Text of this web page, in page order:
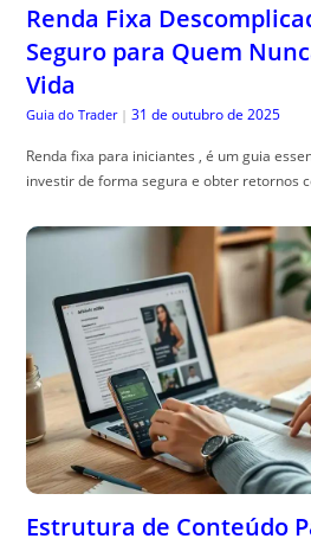
Renda Fixa
Seguro para Quem
Vida
Guia do Trader | 31 de outubro de 2025
Renda fixa para iniciantes , é um guia
investir de forma segura e obter retornos
Estrutura de Conteúdo